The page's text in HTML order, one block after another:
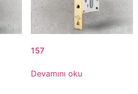
157
Devamını oku